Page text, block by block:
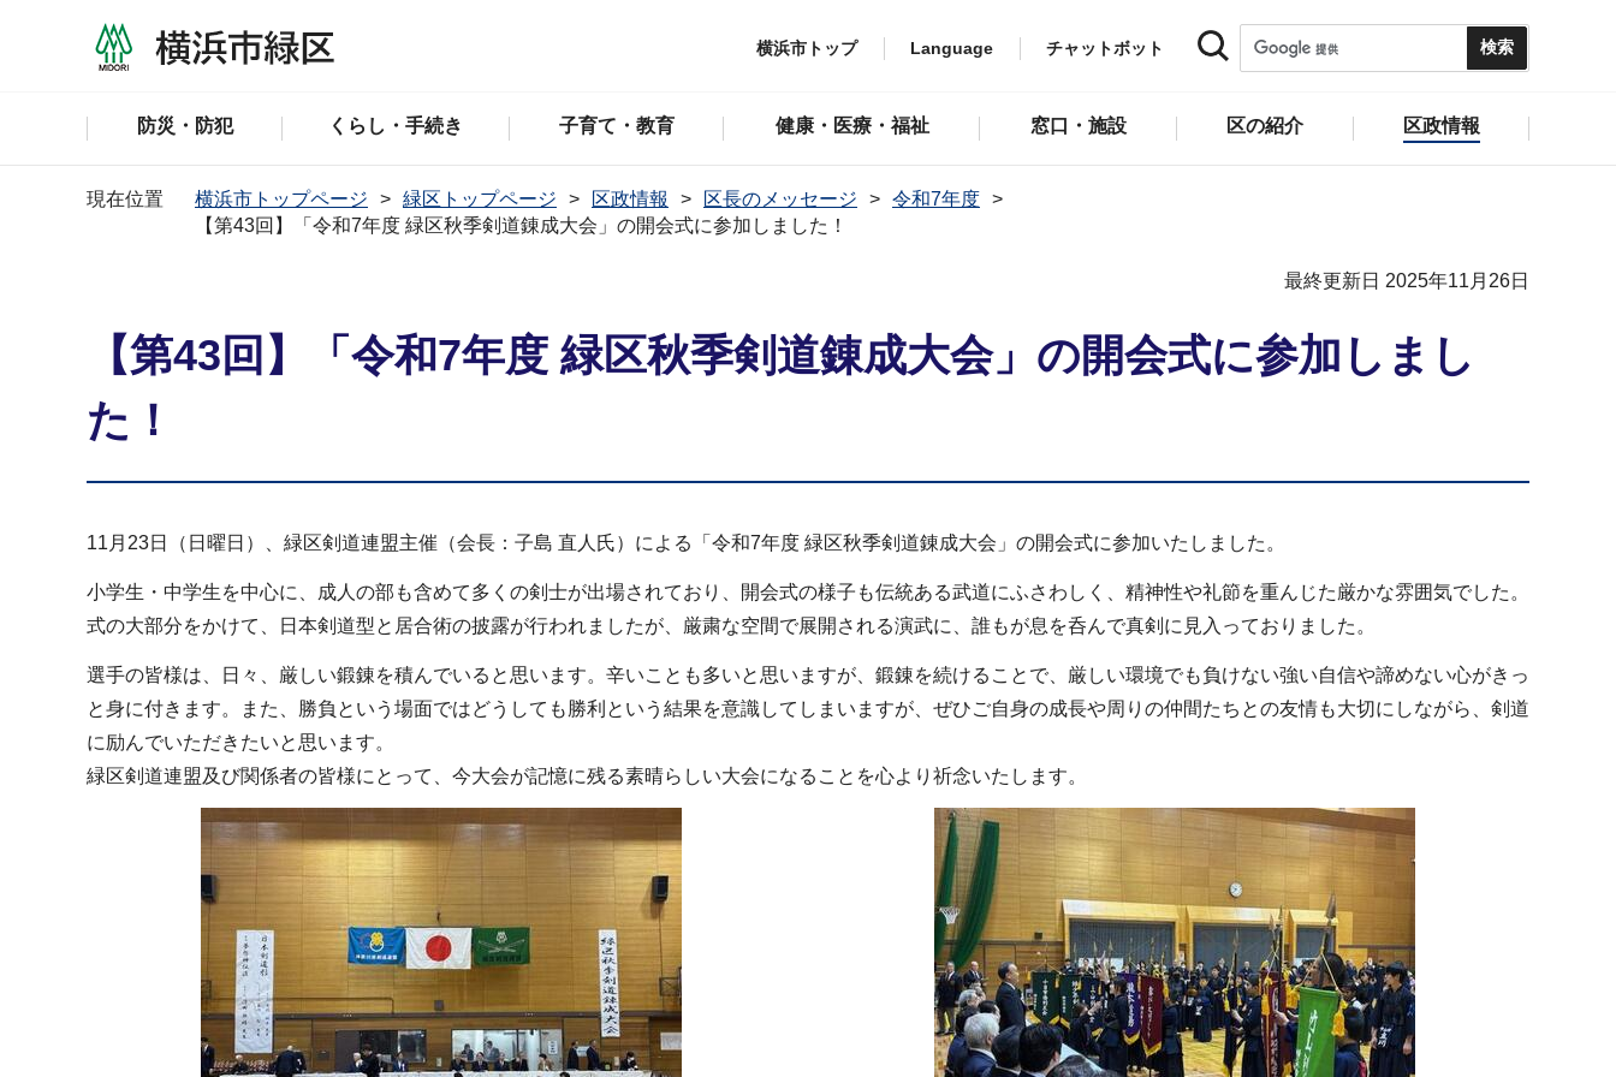
横浜市トップ Language チャットボット
防災・防犯 くらし・手続き 子育て・教育 健康・医療・福祉 窓口・施設 区の紹介 区政情報
現在位置 横浜市トップページ 緑区トップページ 区政情報 区長のメッセージ
令和7年度
【第43回】「令和7年度 緑区秋季剣道錬成大会」の開会式に参加しました！
最終更新日 2025年11月26日
【第43回】「令和7年度 緑区秋季剣道錬成大会」の開会式に参加しまし
た！
11月23日（日曜日）、緑区剣道連盟主催（会長：子島 直人氏）による「令和7年度 緑区秋季剣道錬成大会」の開会式に参加いたしました。
小学生・中学生を中心に、成人の部も含めて多くの剣士が出場されており、開会式の様子も伝統ある武道にふさわしく、精神性や礼節を重んじた厳かな雰囲気でした。
式の大部分をかけて、日本剣道型と居合術の披露が行われましたが、厳粛な空間で展開される演武に、誰もが息を呑んで真剣に見入っておりました。
選手の皆様は、日々、厳しい鍛錬を積んでいると思います。辛いことも多いと思いますが、鍛錬を続けることで、厳しい環境でも負けない強い自信や諦めない心がきっ
と身に付きます。また、勝負という場面ではどうしても勝利という結果を意識してしまいますが、ぜひご自身の成長や周りの仲間たちとの友情も大切にしながら、剣道
に励んでいただきたいと思います。
緑区剣道連盟及び関係者の皆様にとって、今大会が記憶に残る素晴らしい大会になることを心より祈念いたします。